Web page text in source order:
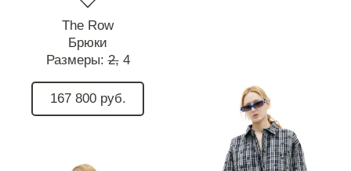
The Row
Брюки
Размеры:2, 4
167 800 руб.